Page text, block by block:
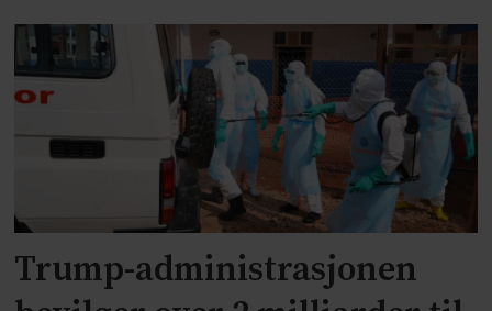
Trump-administrasjonen